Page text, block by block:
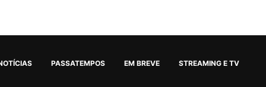
PASSATEMPOS EM BREVE STREAMING E TV